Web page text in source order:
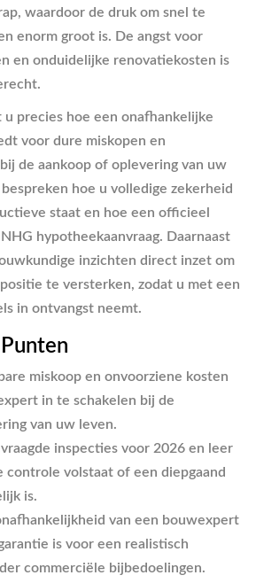
waardoor de druk om snel te
enorm groot is. De angst voor
en onduidelijke renovatiekosten is
precies hoe een onafhankelijke
voor dure miskopen en
de aankoop of oplevering van uw
hoe u volledige zekerheid
staat en hoe een officieel
hypotheekaanvraag. Daarnaast
inzichten direct inzet om
te versterken, zodat u met een
in ontvangst neemt.
miskoop en onvoorziene kosten
in te schakelen bij de
van uw leven.
inspecties voor 2026 en leer
controle volstaat of een diepgaand
is.
van een bouwexpert
is voor een realistisch
commerciële bijbedoelingen.